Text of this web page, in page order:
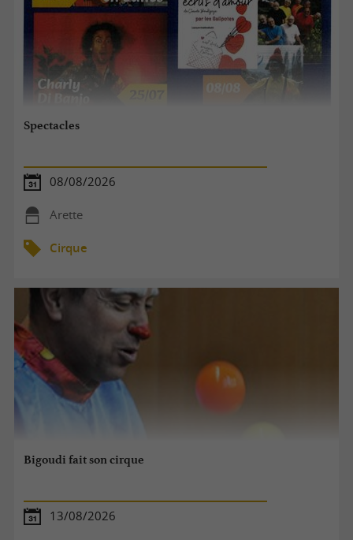
Spectacles
08/08/2026
Arette
Cirque
Bigoudi fait son cirque
13/08/2026